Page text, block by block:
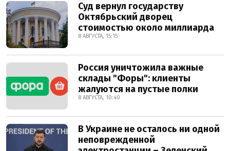
Суд вернул государству
Октябрьский дворец
стоимостью около миллиарда
8 АВГУСТА, 15:15
Россия уничтожила важные
склады "Форы": клиенты
жалуются на пустые полки
8 АВГУСТА, 10:40
В Украине не осталось ни одной
неповрежденной